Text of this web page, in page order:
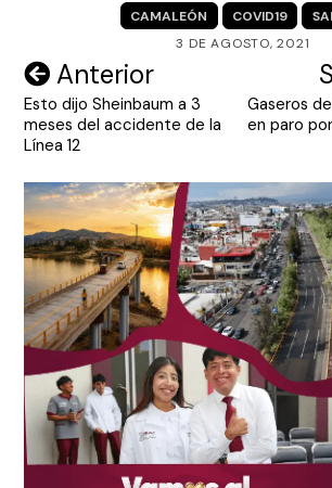
CAMALEÓN COVID19
3 DE AGOSTO, 2021
Navegación
de
entradas
Anterior
Esto dijo Sheinbaum a 3
meses del accidente de la
Línea 12
Gaseros
en paro